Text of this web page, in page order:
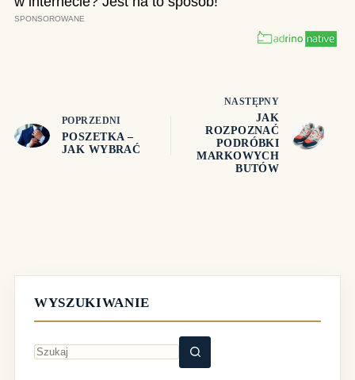
POPRZEDNI
POSZETKA –
JAK WYBRAĆ
NASTĘPNY
JAK
ROZPOZNAĆ
PODRÓBKI
MARKOWYCH
BUTÓW
WYSZUKIWANIE